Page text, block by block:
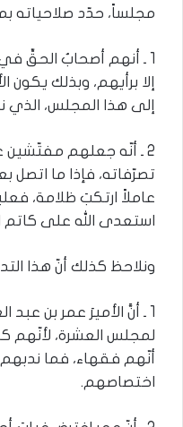
مجلساً، حدّد صلاحياته
1 ـ أنهم أصحابُ الحقِّ في
إلا برأيهم، وبذلك
إلى هذا المجلس،
2 ـ أنّه جعلهم
تصرّفاته، فإذا ما
عاملاً ارتكبَ ظلامة،
استعدى الله على كاتم
ونلاحظ كذلك أنّ هذا
1 ـ أنَّ الأميرَ عمر بن
لمجلس العشرة، لأنّهم
أنّهم فقهاء، فما
اختصاصهم.